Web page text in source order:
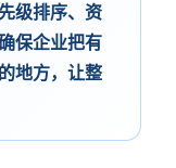
级排序、资
保企业把有
地方，让整